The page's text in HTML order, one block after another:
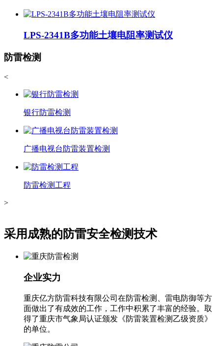
LPS-2341B多功能土壤电阻率测试仪
防雷检测
<
银行防雷检测
广播电视台防雷装置检测
防雷检测工程
>
采用成熟的防雷安全检测技术
企业实力
重庆亿方防雷科技有限公司在防雷检测、雷电防御等方
面做出了有成效的工作，工作中积累了丰富的经验。取
得了重庆市气象局认证颁发《防雷装置检测乙级资质》
的单位。